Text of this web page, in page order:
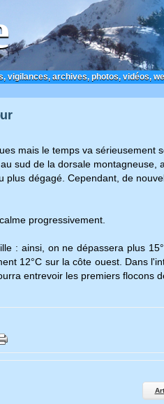
vigilances, archives, photos, vidéos,
mais le temps va sérieusement
sud de la dorsale montagneuse,
plus dégagé. Cependant, de
progressivement.
: ainsi, on ne dépassera plus
12°C sur la côte ouest. Dans
entrevoir les premiers flocons